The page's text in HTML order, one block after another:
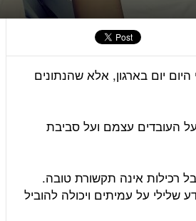
יום בארגון, אלא שהנתונים
העובדים עצמם ועל סביבת
רכילות אינה תקשורת טובה.
על עמיתים ויכולה להוביל